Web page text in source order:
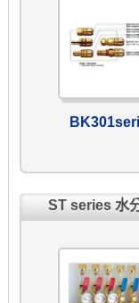
ST series 水